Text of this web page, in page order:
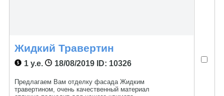
Жидкий Травертин
1 у.е. 18/08/2019ID: 10326
Предлагаем Вам отделку фасада Жидким
травертином, очень качественный материал